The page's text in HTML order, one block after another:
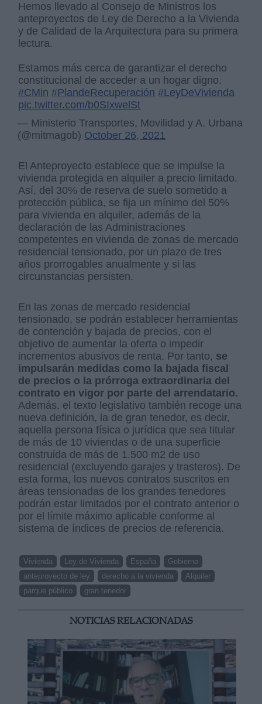
Hemos llevado al Consejo de Ministros los
anteproyectos de Ley de Derecho a la Vivienda
y de Calidad de la Arquitectura para su primera
lectura.
Estamos más cerca de garantizar el derecho
constitucional de acceder a un hogar digno.
#CMin #PlandeRecuperación #LeyDeVivienda
pic.twitter.com/b0SIxwelSt
— Ministerio Transportes, Movilidad y A. Urbana
(@mitmagob) October 26, 2021
El Anteproyecto establece que se impulse la
vivienda protegida en alquiler a precio limitado.
Así, del 30% de reserva de suelo sometido a
protección pública, se fija un mínimo del 50%
para vivienda en alquiler, además de la
declaración de las Administraciones
competentes en vivienda de zonas de mercado
residencial tensionado, por un plazo de tres
años prorrogables anualmente y si las
circunstancias persisten.
En las zonas de mercado residencial
tensionado, se podrán establecer herramientas
de contención y bajada de precios, con el
objetivo de aumentar la oferta o impedir
incrementos abusivos de renta. Por tanto, se
impulsarán medidas como la bajada fiscal
de precios o la prórroga extraordinaria del
contrato en vigor por parte del arrendatario.
Además, el texto legislativo también recoge una
nueva definición, la de gran tenedor, es decir,
aquella persona física o jurídica que sea titular
de más de 10 viviendas o de una superficie
construida de más de 1.500 m2 de uso
residencial (excluyendo garajes y trasteros). De
esta forma, los nuevos contratos suscritos en
áreas tensionadas de los grandes tenedores
podrán estar limitados por el contrato anterior o
por el límite máximo aplicable conforme al
sistema de índices de precios de referencia.
Vivienda Ley de Vivienda España
Gobierno
anteproyecto de ley
derecho a la vivienda
Alquiler
parque público
gran tenedor
NOTICIAS RELACIONADAS